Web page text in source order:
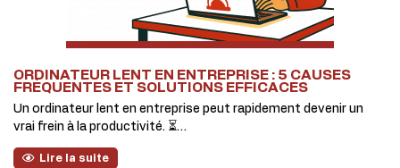
ORDINATEUR LENT EN ENTREPRISE : 5 CAUSES
FRÉQUENTES ET SOLUTIONS EFFICACES
Un ordinateur lent en entreprise peut rapidement devenir un
vrai frein à la productivité. ⏳…
Lire la suite